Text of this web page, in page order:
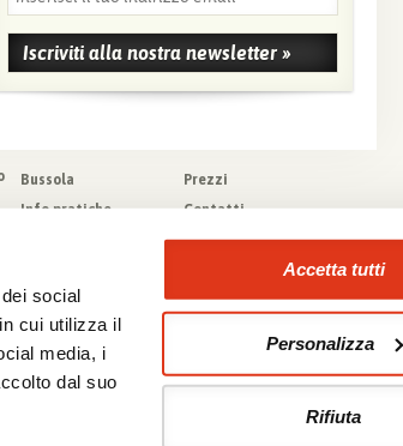
social
cui utilizza il
media, i
dal suo
Accetta tutti
Personalizza
Rifiuta
Bussola
Prezzi
Info pratiche
Scheda tecnica
Contatti